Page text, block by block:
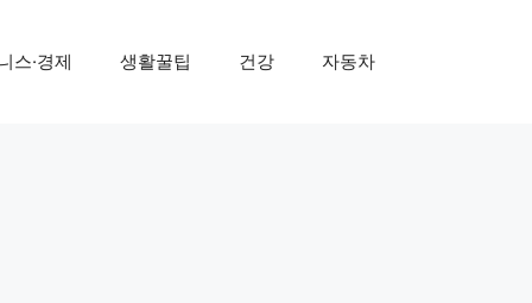
스·경제 생활꿀팁 건강 자동차